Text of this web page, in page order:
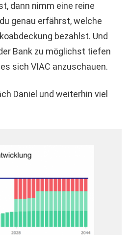
dann nimm eine reine
genau erfährst, welche
bezahlst. Und
Bank zu möglichst tiefen
sich VIAC anzuschauen.
Daniel und weiterhin viel